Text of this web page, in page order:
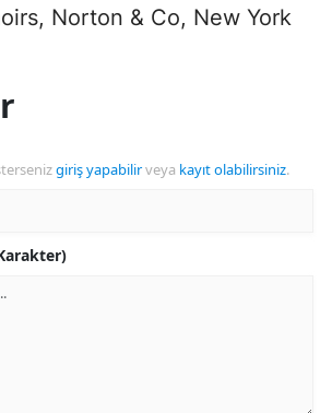
Norton & Co, New York
giriş yapabilirveya kayıt olabilirsiniz.